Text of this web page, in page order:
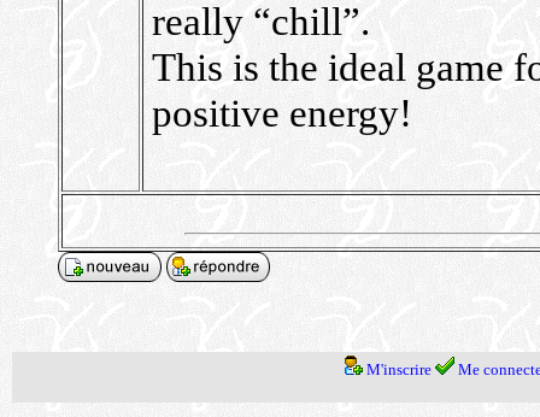
really “chill”.
This is the ideal game
positive energy!
M'inscrire Me